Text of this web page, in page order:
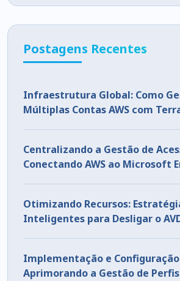
Postagens Recentes
Infraestrutura Global: Como
Múltiplas Contas AWS com
Centralizando a Gestão de
Conectando AWS ao Microsoft
Otimizando Recursos:
Inteligentes para Desligar o
Implementação e Configuração
Aprimorando a Gestão de